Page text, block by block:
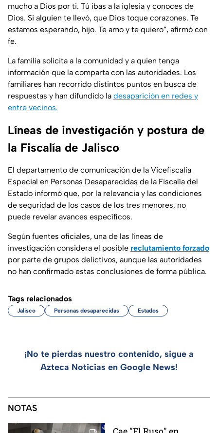
mucho a Dios por ti. Tú ibas a la iglesia y conoces de
Dios. Si alguien te llevó, que Dios toque corazones. Te
estamos esperando, hijo. Te amo y te quiero”, afirmó con
fe.
La familia solicita a la comunidad y a quien tenga
información que la comparta con las autoridades. Los
familiares han recorrido distintos puntos en busca de
respuestas y han difundido la desaparición en redes y
entre vecinos.
Líneas de investigación y postura de
la Fiscalía de Jalisco
El departamento de comunicación de la Vicefiscalía
Especial en Personas Desaparecidas de la Fiscalía del
Estado informó que, por la relevancia y las condiciones
de seguridad de los casos de los tres menores, no
puede revelar avances específicos.
Según fuentes oficiales, una de las líneas de
investigación considera el posible reclutamiento forzado
por parte de grupos delictivos, aunque las autoridades
no han confirmado estas conclusiones de forma pública.
Tags relacionados
Jalisco Personas desaparecidas Estados
¡No te pierdas nuestro contenido, sigue a
Azteca Noticias en Google News!
NOTAS